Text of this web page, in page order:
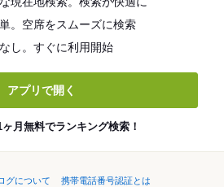
。空席をスムーズに検索
し。すぐに利用開始
アプリで開く
月無料でランキング検索！
グについて
携帯電話番号認証とは